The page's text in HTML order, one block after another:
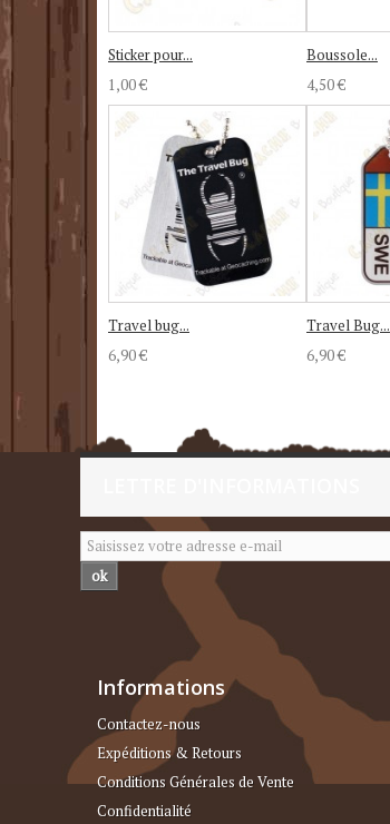
Sticker pour...
1,00 €
Boussole...
4,50 €
Travel bug...
6,90 €
Travel Bug...
6,90 €
ok
Informations
Contactez-nous
Expéditions & Retours
Conditions Générales de Vente
Confidentialité